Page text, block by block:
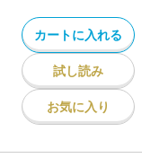
カートに入れる
試し読み
お気に入り